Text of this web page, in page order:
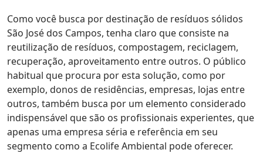
Como você busca por destinação de resíduos sólidos
São José dos Campos, tenha claro que consiste na
reutilização de resíduos, compostagem, reciclagem,
recuperação, aproveitamento entre outros. O público
habitual que procura por esta solução, como por
exemplo, donos de residências, empresas, lojas entre
outros, também busca por um elemento considerado
indispensável que são os profissionais experientes, que
apenas uma empresa séria e referência em seu
segmento como a Ecolife Ambiental pode oferecer.